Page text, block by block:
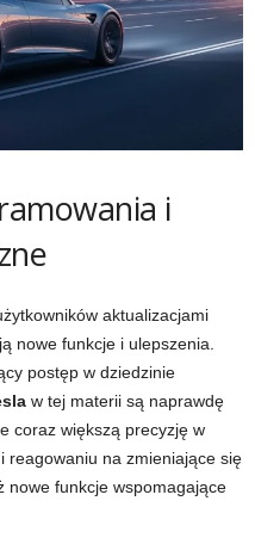
i
aktualizacjami
nowe funkcje i ulepszenia.
postęp w dziedzinie
w tej materii są naprawdę
coraz większą precyzję w
reagowaniu na zmieniające się
nowe funkcje wspomagające